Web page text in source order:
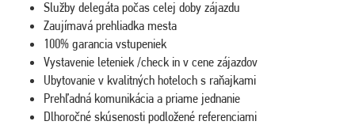
Služby delegáta počas celej doby zájazdu
Zaujímavá prehliadka mesta
100% garancia vstupeniek
Vystavenie leteniek /check in v cene zájazdov
Ubytovanie v kvalitných hoteloch s raňajkami
Prehľadná komunikácia a priame jednanie
Dlhoročné skúsenosti podložené referenciami